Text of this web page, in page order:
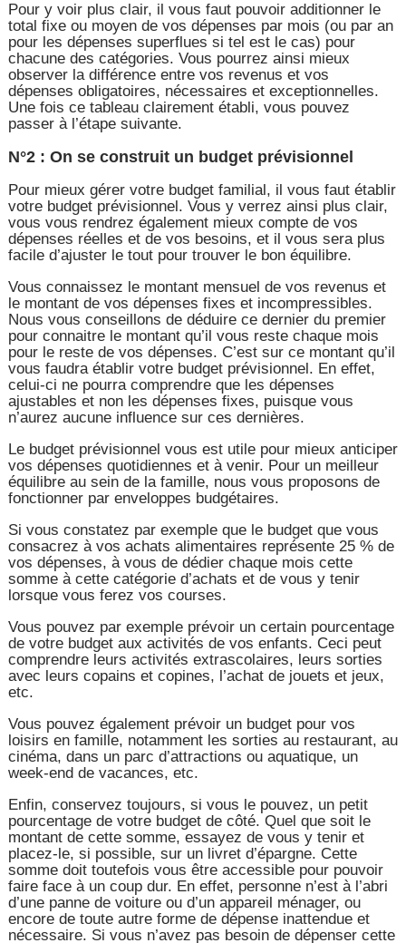
Pour y voir plus clair, il vous faut pouvoir additionner le
total fixe ou moyen de vos dépenses par mois (ou par an
pour les dépenses superflues si tel est le cas) pour
chacune des catégories. Vous pourrez ainsi mieux
observer la différence entre vos revenus et vos
dépenses obligatoires, nécessaires et exceptionnelles.
Une fois ce tableau clairement établi, vous pouvez
passer à l’étape suivante.
N°2 : On se construit un budget prévisionnel
Pour mieux gérer votre budget familial, il vous faut établir
votre budget prévisionnel. Vous y verrez ainsi plus clair,
vous vous rendrez également mieux compte de vos
dépenses réelles et de vos besoins, et il vous sera plus
facile d’ajuster le tout pour trouver le bon équilibre.
Vous connaissez le montant mensuel de vos revenus et
le montant de vos dépenses fixes et incompressibles.
Nous vous conseillons de déduire ce dernier du premier
pour connaitre le montant qu’il vous reste chaque mois
pour le reste de vos dépenses. C’est sur ce montant qu’il
vous faudra établir votre budget prévisionnel. En effet,
celui-ci ne pourra comprendre que les dépenses
ajustables et non les dépenses fixes, puisque vous
n’aurez aucune influence sur ces dernières.
Le budget prévisionnel vous est utile pour mieux anticiper
vos dépenses quotidiennes et à venir. Pour un meilleur
équilibre au sein de la famille, nous vous proposons de
fonctionner par enveloppes budgétaires.
Si vous constatez par exemple que le budget que vous
consacrez à vos achats alimentaires représente 25 % de
vos dépenses, à vous de dédier chaque mois cette
somme à cette catégorie d’achats et de vous y tenir
lorsque vous ferez vos courses.
Vous pouvez par exemple prévoir un certain pourcentage
de votre budget aux activités de vos enfants. Ceci peut
comprendre leurs activités extrascolaires, leurs sorties
avec leurs copains et copines, l’achat de jouets et jeux,
etc.
Vous pouvez également prévoir un budget pour vos
loisirs en famille, notamment les sorties au restaurant, au
cinéma, dans un parc d’attractions ou aquatique, un
week-end de vacances, etc.
Enfin, conservez toujours, si vous le pouvez, un petit
pourcentage de votre budget de côté. Quel que soit le
montant de cette somme, essayez de vous y tenir et
placez-le, si possible, sur un livret d’épargne. Cette
somme doit toutefois vous être accessible pour pouvoir
faire face à un coup dur. En effet, personne n’est à l’abri
d’une panne de voiture ou d’un appareil ménager, ou
encore de toute autre forme de dépense inattendue et
nécessaire. Si vous n’avez pas besoin de dépenser cette